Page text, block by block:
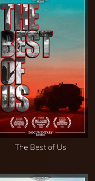
The Best of Us